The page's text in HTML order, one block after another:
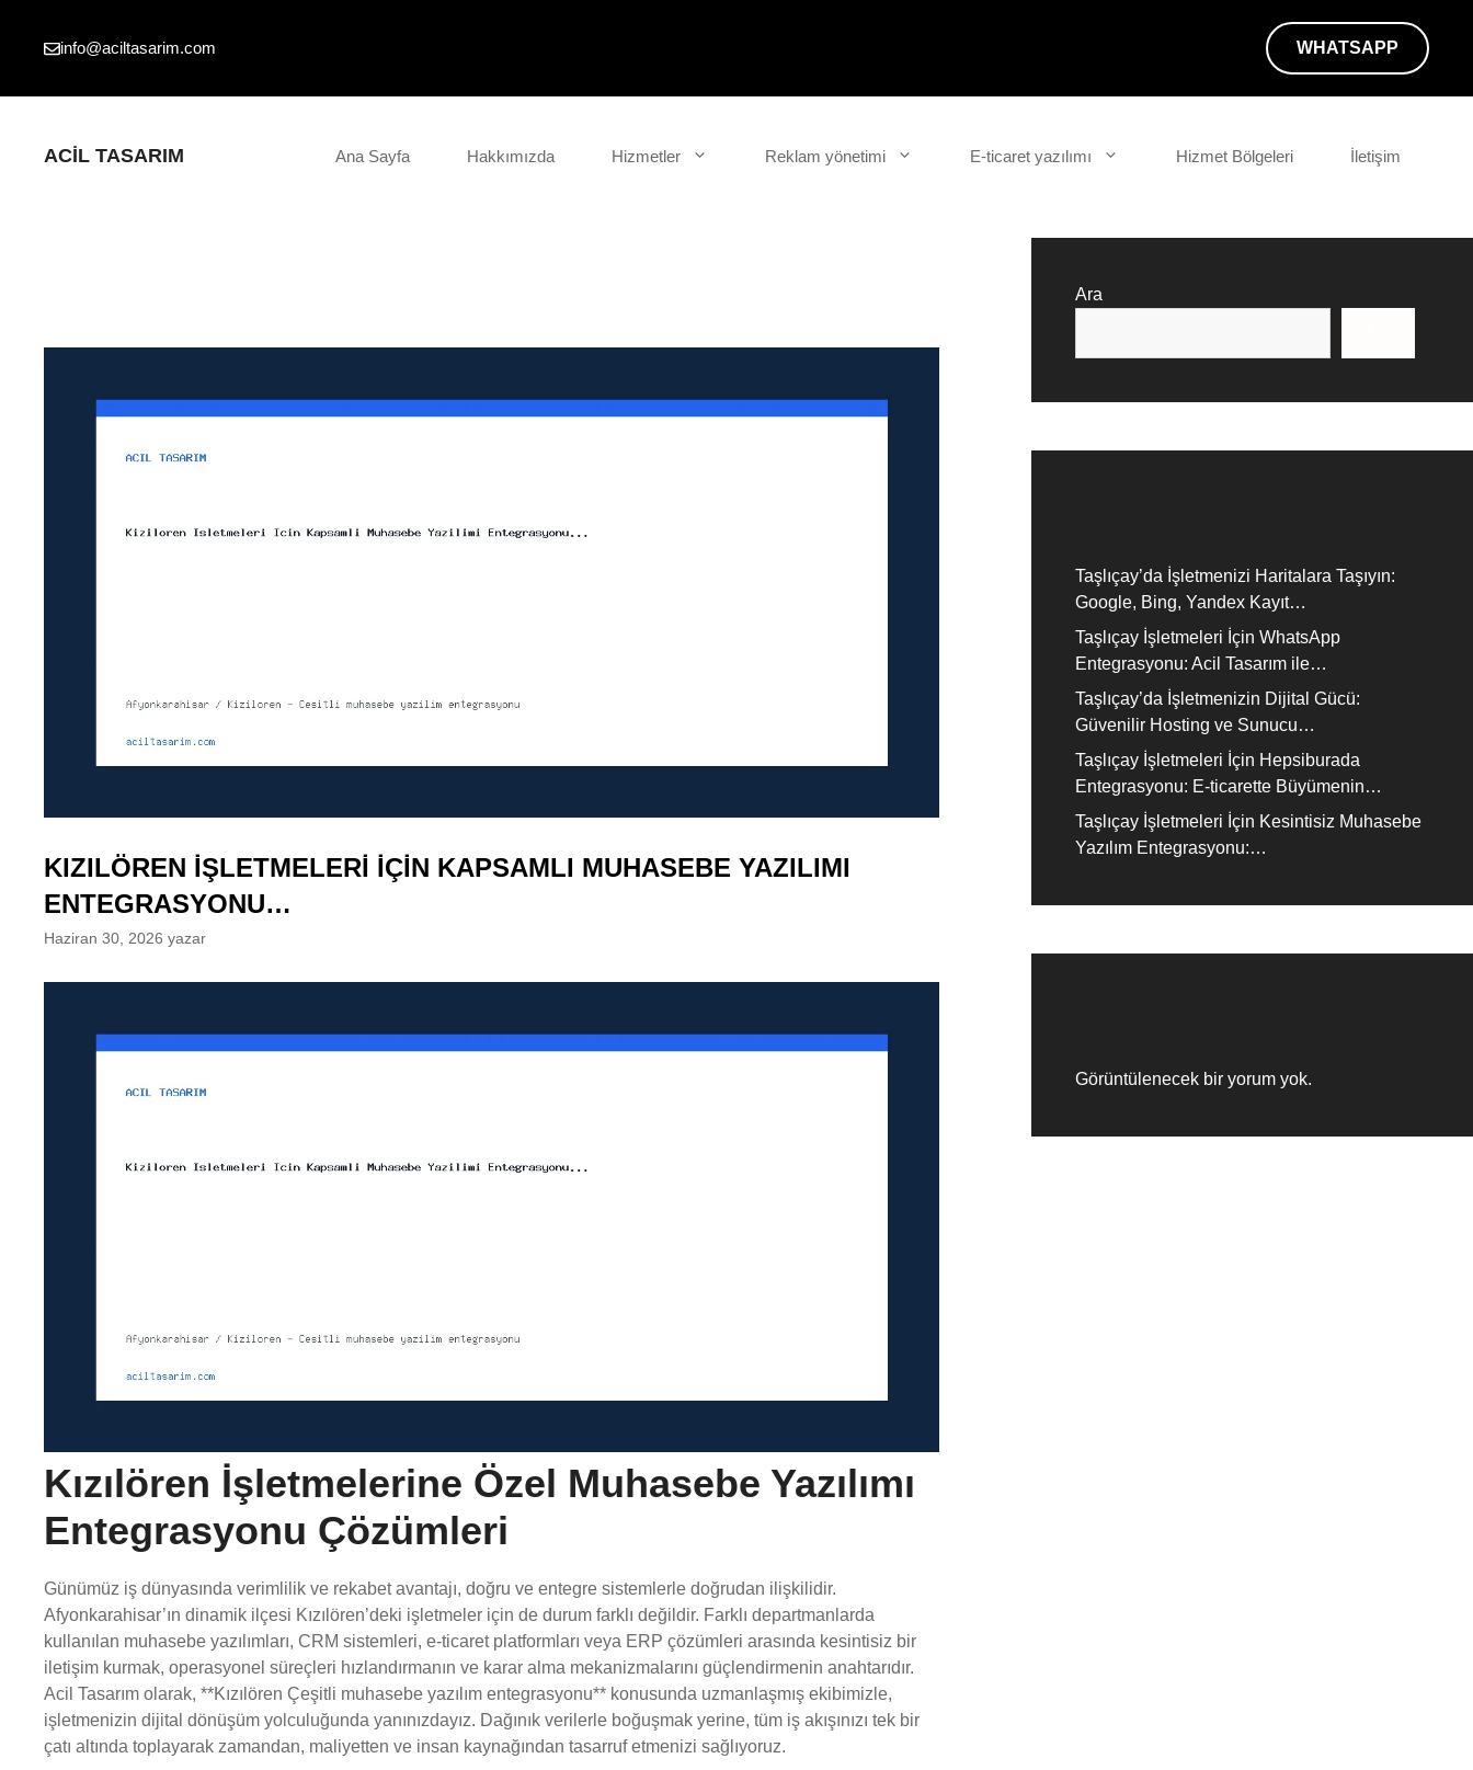
info@aciltasarim.com WHATSAPP
ACIL TASARIM Ana Sayfa Hakkımızda Hizmetler Reklam yönetimi E-ticaret yazılımı Hizmet Bölgeleri İletişim
KIZILÖREN İŞLETMELERI İÇIN KAPSAMLI MUHASEBE YAZILIMI
ENTEGRASYONU…
Haziran 30, 2026 yazar
Kızılören İşletmelerine Özel Muhasebe Yazılımı
Entegrasyonu Çözümleri
Günümüz iş dünyasında verimlilik ve rekabet avantajı, doğru ve entegre sistemlerle doğrudan ilişkilidir.
Afyonkarahisar’ın dinamik ilçesi Kızılören’deki işletmeler için de durum farklı değildir. Farklı departmanlarda
kullanılan muhasebe yazılımları, CRM sistemleri, e-ticaret platformları veya ERP çözümleri arasında kesintisiz bir
iletişim kurmak, operasyonel süreçleri hızlandırmanın ve karar alma mekanizmalarını güçlendirmenin anahtarıdır.
Acil Tasarım olarak, **Kızılören Çeşitli muhasebe yazılım entegrasyonu** konusunda uzmanlaşmış ekibimizle,
işletmenizin dijital dönüşüm yolculuğunda yanınızdayız. Dağınık verilerle boğuşmak yerine, tüm iş akışınızı tek bir
çatı altında toplayarak zamandan, maliyetten ve insan kaynağından tasarruf etmenizi sağlıyoruz.
Ara
Taşlıçay’da İşletmenizi Haritalara Taşıyın:
Google, Bing, Yandex Kayıt…
Taşlıçay İşletmeleri İçin WhatsApp
Entegrasyonu: Acil Tasarım ile…
Taşlıçay’da İşletmenizin Dijital Gücü:
Güvenilir Hosting ve Sunucu…
Taşlıçay İşletmeleri İçin Hepsiburada
Entegrasyonu: E-ticarette Büyümenin…
Taşlıçay İşletmeleri İçin Kesintisiz Muhasebe
Yazılım Entegrasyonu:…
Görüntülenecek bir yorum yok.